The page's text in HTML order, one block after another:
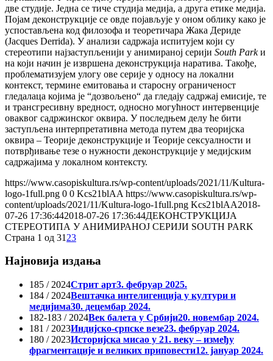
две студије. Једна се тиче студија медија, а друга етике медија.
Појам деконструкције се овде појављује у оном облику како је
успостављена код филозофа и теоретичара Жака Дериде
(Jacques Derrida). У анализи садржаја испитујем који су
стереотипи најзаступљенији у анимираној серији South Parkи
на који начин је извршена деконструкција наратива. Такође,
проблематизујем улогу ове серије у односу на локални
контекст, термине емитовања и старосну ограниченост
гледалаца којима је “дозвољено“ да гледају садржај емисије, те
и трансгресивну вредност, односно могућност интервенције
оваквог садржинског оквира. У последњем делу ће бити
заступљена интерпретативна метода путем два теоријска
оквира – Теорије деконструкције и Теорије сексуалности и
потврђивање тезе о нужности деконструкције у медијским
садржајима у локалном контексту.
https://www.casopiskultura.rs/wp-content/uploads/2021/11/Kultura-
logo-1full.png 0 0 Kcs21blAA https://www.casopiskultura.rs/wp-
content/uploads/2021/11/Kultura-logo-1full.png Kcs21blAA2018-
07-26 17:36:442018-07-26 17:36:44ДЕКОНСТРУКЦИЈА
СТЕРЕОТИПА У АНИМИРАНОЈ СЕРИЈИ SOUTH PARK
Страна 1 од 31 23
Најновија издања
185 / 2024Стрит арт3. фебруар 2025.
184 / 2024Вештачка интелигенција у култури и
медијима30. децембар 2024.
182-183 / 2024Век балета у Србији20. новембар 2024.
181 / 2023Индијско-српске везе23. фебруар 2024.
180 / 2023Историјска мисао у 21. веку – између
фрагментације и великих приповести12. јануар 2024.